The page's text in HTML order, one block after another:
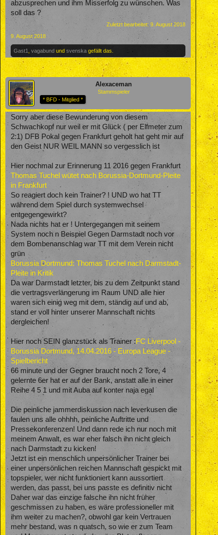
abzusprechen und ihm Misserfolg zu wünschen. Was
soll das ?
Zuletzt bearbeitet:9. August 2018
9. August 2018
Gast1 vagabund und svenska gefällt das.
Alexaceman
Stammspieler
* BFD - Mitglied *
Sorry aber diese Bewunderung von diesem
Schwachkopf nur weil er mit Glück ( per Elfmeter zum
2:1) DFB Pokal gegen Frankfurt geholt hat geht mir auf
den Geist NUR WEIL MANN so vergesslich ist
Hier nochmal zur Erinnerung 11 2016 gegen Frankfurt
Thomas Tuchel wütet nach Borussia-Dortmund-Pleite
in Frankfurt
So reagiert doch kein Trainer? ! UND wo hat TT
während dem Spiel durch systemwechsel
entgegengewirkt?
Nada nichts hat er ! Untergegangen mit seinem
System noch n Beispiel Gegen Darmstadt noch vor
dem Bombenanschlag war TT mit dem Verein nicht
grün
Borussia Dortmund: Thomas Tuchel nach Darmstadt-
Pleite in Kritik
Da war Darmstadt letzter, bis zu dem Zeitpunkt stand
die vertragsverlängerung im Raum UND alle hier
waren sich einig weg mit dem, ständig auf und ab,
stand er voll hinter unserer Mannschaft nichts
dergleichen!
Hier noch SEIN glanzstück als Trainer :FC Liverpool -
Borussia Dortmund, 14.04.2016 - Europa League -
Spielbericht
66 minute und der Gegner braucht noch 2 Tore, 4
gelernte 6er hat er auf der Bank, anstatt alle in einer
Reihe 4 5 1 und mit Auba auf konter naja egal
Die peinliche jammerdiskussion nach leverkusen die
faulen uns alle ohhhh, peinliche Auftritte und
Pressekonferenzen! Und dann rede ich nur noch mit
meinem Anwalt, es war eher falsch ihn nicht gleich
nach Darmstadt zu kicken!
Jetzt ist ein menschlich unpersönlicher Trainer bei
einer unpersönlichen reichen Mannschaft gespickt mit
topspieler, wer nicht funktioniert kann aussortiert
werden, das passt, bei uns passte es definitiv nicht
Daher war das einzige falsche ihn nicht früher
geschmissen zu haben, es wäre professioneller mit
ihm weiter zu machen?, obwohl gar kein Vertrauen
mehr bestand, was n quatsch, so wie er zum Team